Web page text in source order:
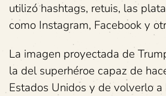
utilizó hashtags, retuis, las
como Instagram, Facebook y
La imagen proyectada de
la del superhéroe capaz de
Estados Unidos y de volverlo a